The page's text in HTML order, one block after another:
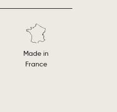
Made in
France